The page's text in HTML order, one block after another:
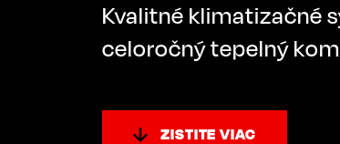
Kvalitné klimatizačné
celoročný tepelný
ZISTITE VIAC